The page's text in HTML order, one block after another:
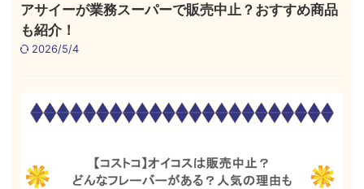
アサイーが業務スーパーで販売中止？おすすめ商品
も紹介！
2026/5/4